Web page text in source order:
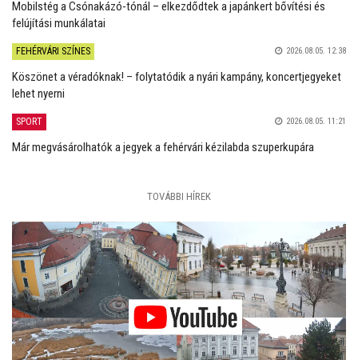
Mobilstég a Csónakázó-tónál – elkezdődtek a japánkert bővítési és
felújítási munkálatai
FEHÉRVÁRI SZÍNES 2026.08.05. 12:38
Köszönet a véradóknak! – folytatódik a nyári kampány, koncertjegyeket
lehet nyerni
SPORT 2026.08.05. 11:21
Már megvásárolhatók a jegyek a fehérvári kézilabda szuperkupára
TOVÁBBI HÍREK